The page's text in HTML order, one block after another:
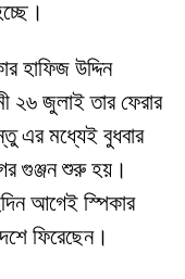
হাফিজ উদ্দিন
জুলাই তার ফেরার
এর মধ্যেই বুধবার
গুঞ্জন শুরু হয়।
আগেই স্পিকার
ফিরেছেন।